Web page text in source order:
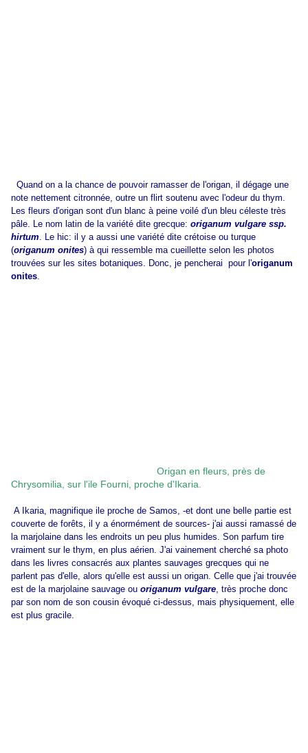
Quand on a la chance de pouvoir ramasser de l'origan, il dégage une
note nettement citronnée, outre un flirt soutenu avec l'odeur du thym.
Les fleurs d'origan sont d'un blanc à peine voilé d'un bleu céleste très
pâle. Le nom latin de la variété dite grecque: origanum vulgare ssp.
hirtum. Le hic: il y a aussi une variété dite crétoise ou turque
(origanum onites) à qui ressemble ma cueillette selon les photos
trouvées sur les sites botaniques. Donc, je pencherai pour l'origanum
onites.
Origan en fleurs, près de
Chrysomilia, sur l'ile Fourni, proche d'Ikaria.
A Ikaria, magnifique ile proche de Samos, -et dont une belle partie est
couverte de forêts, il y a énormément de sources- j'ai aussi ramassé de
la marjolaine dans les endroits un peu plus humides. Son parfum tire
vraiment sur le thym, en plus aérien. J'ai vainement cherché sa photo
dans les livres consacrés aux plantes sauvages grecques qui ne
parlent pas d'elle, alors qu'elle est aussi un origan. Celle que j'ai trouvée
est de la marjolaine sauvage ou origanum vulgare, très proche donc
par son nom de son cousin évoqué ci-dessus, mais physiquement, elle
est plus gracile.